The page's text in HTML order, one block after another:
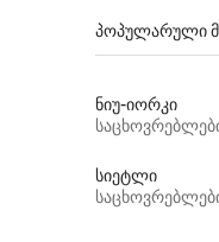
პოპულარული
ნიუ-იორკი
სიეტლი